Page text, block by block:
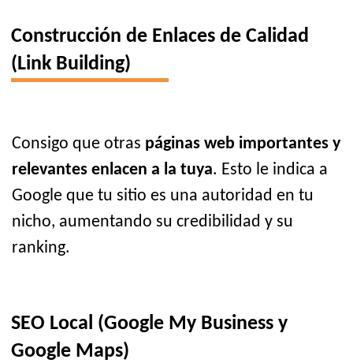
Construcción de Enlaces de Calidad
(Link Building)
Consigo que otras páginas web importantes y
relevantes enlacen a la tuya. Esto le indica a
Google que tu sitio es una autoridad en tu
nicho, aumentando su credibilidad y su
ranking.
SEO Local (Google My Business y
Google Maps)